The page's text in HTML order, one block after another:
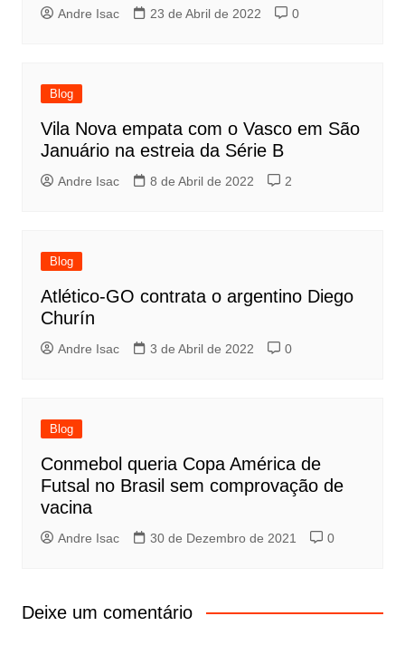
Andre Isac 23 de Abril de 2022 0
Blog
Vila Nova empata com o Vasco em São
Januário na estreia da Série B
Andre Isac 8 de Abril de 2022 2
Blog
Atlético-GO contrata o argentino Diego
Churín
Andre Isac 3 de Abril de 2022 0
Blog
Conmebol queria Copa América de
Futsal no Brasil sem comprovação de
vacina
Andre Isac 30 de Dezembro de 2021 0
Deixe um comentário